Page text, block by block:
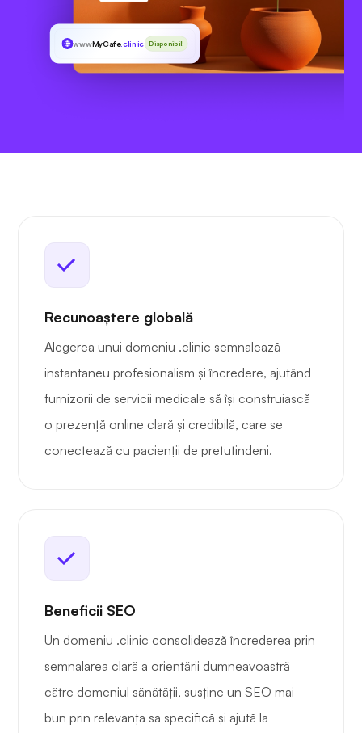
wwwMyCafe.clinic Disponibil!
Recunoaștere globală
Alegerea unui domeniu .clinic semnalează
instantaneu profesionalism și încredere, ajutând
furnizorii de servicii medicale să își construiască
o prezență online clară și credibilă, care se
conectează cu pacienții de pretutindeni.
Beneficii SEO
Un domeniu .clinic consolidează încrederea prin
semnalarea clară a orientării dumneavoastră
către domeniul sănătății, susține un SEO mai
bun prin relevanța sa specifică și ajută la